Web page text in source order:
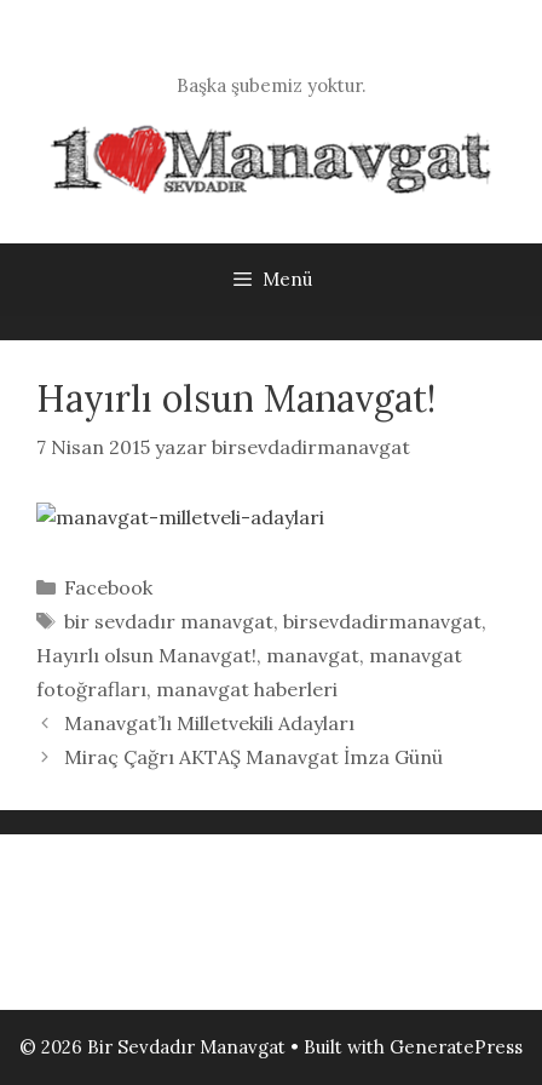
Başka şubemiz yoktur.
Menü
Hayırlı olsun Manavgat!
7 Nisan 2015 yazar birsevdadirmanavgat
Kategoriler
Facebook
Etiketler
bir sevdadır manavgat, birsevdadirmanavgat,
Hayırlı olsun Manavgat!, manavgat, manavgat
fotoğrafları, manavgat haberleri
Manavgat’lı Milletvekili Adayları
Miraç Çağrı AKTAŞ Manavgat İmza Günü
© 2026 Bir Sevdadır Manavgat • Built with GeneratePress